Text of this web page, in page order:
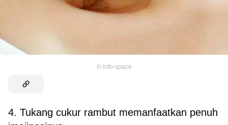
© info-space
4. Tukang cukur rambut memanfaatkan penuh